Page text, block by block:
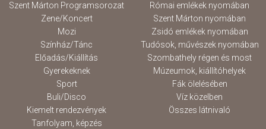
Szent Márton Programsorozat
Zene/Koncert
Mozi
Színház/Tánc
Előadás/Kiállítás
Gyerekeknek
Sport
Buli/Disco
Kiemelt rendezvények
Tanfolyam, képzés
Római emlékek nyomában
Szent Márton nyomában
Zsidó emlékek nyomában
Tudósok, művészek nyomában
Szombathely régen és most
Múzeumok, kiállítóhelyek
Fák ölelésében
Víz közelben
Összes látnivaló